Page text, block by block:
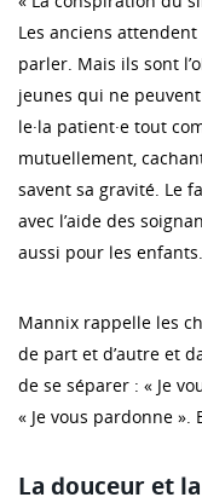
Les anciens
parler. Mais ils sont
jeunes qui ne
le·la patient·e tout
mutuellement,
savent sa gravité. Le
avec l’aide des
aussi pour les enfants.
Mannix rappelle les
de part et d’autre et
de se séparer : « Je
« Je vous pardonne ».
La douceur et